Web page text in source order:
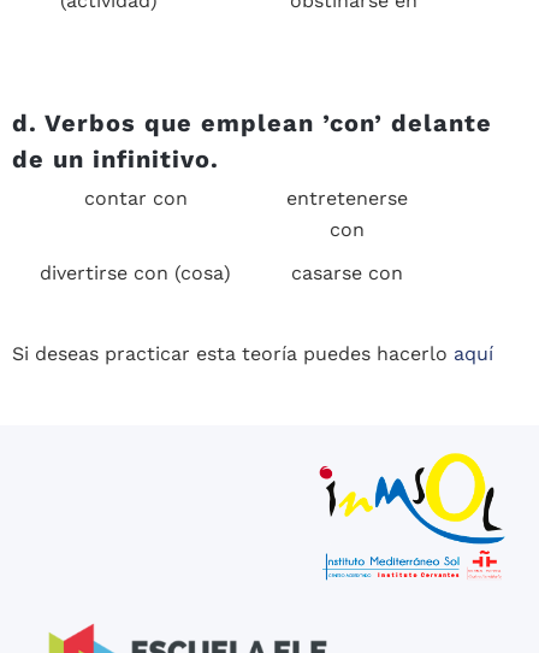
d. Verbos que emplean ’con’ delante
de un infinitivo.
contar con
entretenerse
con
divertirse con (cosa)
casarse con
Si deseas practicar esta teoría puedes hacerlo aquí